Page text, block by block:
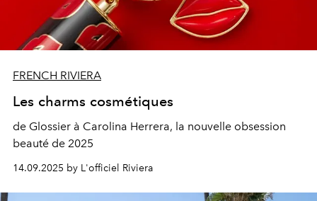
FRENCH RIVIERA
Les charms cosmétiques
de Glossier à Carolina Herrera, la nouvelle obsession
beauté de 2025
14.09.2025 by L'officiel Riviera